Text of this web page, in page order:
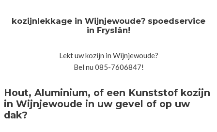
kozijnlekkage in Wijnjewoude? spoedservice
in Fryslân!
Lekt uw kozijn in Wijnjewoude?
Bel nu 085-7606847!
Hout, Aluminium, of een Kunststof kozijn
in Wijnjewoude in uw gevel of op uw
dak?